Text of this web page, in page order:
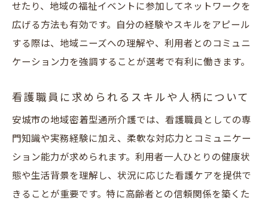
は
特徴
通所介護で未経験や復職者向けのサポート
体制
看護職員に必要な研修や教育体制のチェッ
ク方法
安城市で働くなら知っておきたい復職支援
せたり、地域の福祉イベントに参加してネットワークを
広げる方法も有効です。自分の経験やスキルをアピール
する際は、地域ニーズへの理解や、利用者とのコミュニ
ケーション力を強調することが選考で有利に働きます。
看護職員に求められるスキルや人柄について
安城市の地域密着型通所介護では、看護職員としての専
門知識や実務経験に加え、柔軟な対応力とコミュニケー
ション能力が求められます。利用者一人ひとりの健康状
態や生活背景を理解し、状況に応じた看護ケアを提供で
きることが重要です。特に高齢者との信頼関係を築くた